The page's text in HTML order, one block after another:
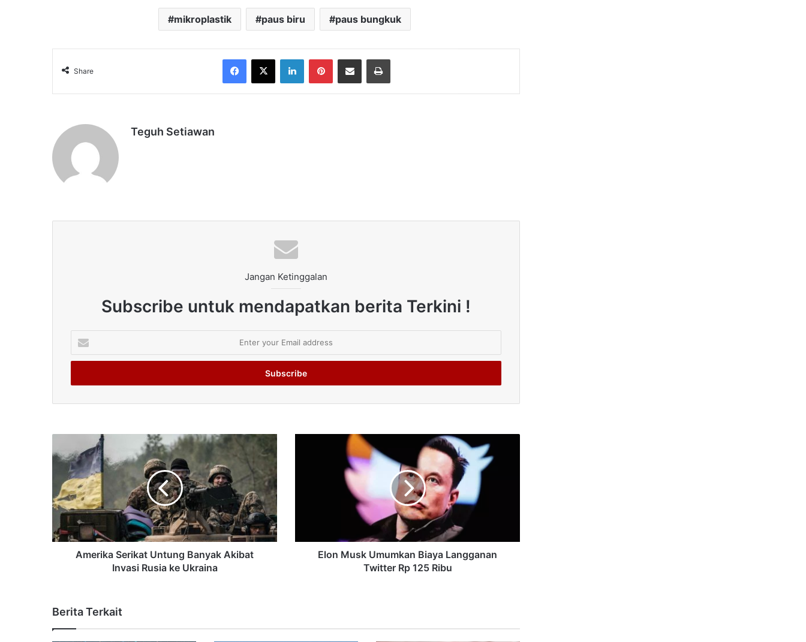
mikroplastik paus biru paus bungkuk
Share
Facebook
X LinkedInPinterestShare via Email Print
Teguh Setiawan
Jangan Ketinggalan
Subscribe untuk mendapatkan berita Terkini !
your
Email
Amerika Serikat Untung Banyak Akibat
Invasi Rusia ke Ukraina
Elon Musk Umumkan Biaya Langganan
Twitter Rp 125 Ribu
Berita Terkait